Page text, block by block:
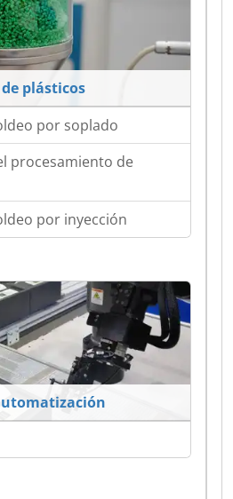
plásticos
por soplado
procesamiento de
por inyección